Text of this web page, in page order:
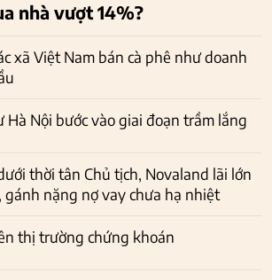
nhà vượt 14%?
xã Việt Nam bán cà phê như doanh
Hà Nội bước vào giai đoạn trầm lắng
thời tân Chủ tịch, Novaland lãi lớn
gánh nặng nợ vay chưa hạ nhiệt
thị trường chứng khoán